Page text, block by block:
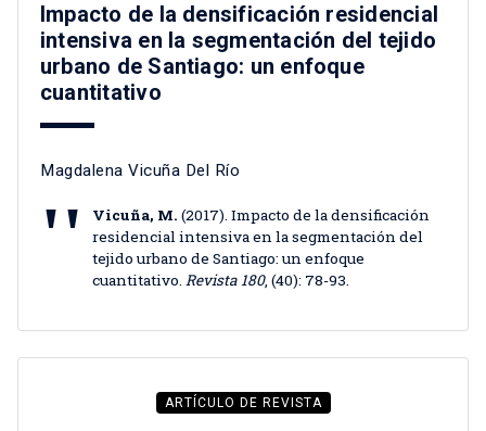
Impacto de la densificación residencial
intensiva en la segmentación del tejido
urbano de Santiago: un enfoque
cuantitativo
Magdalena Vicuña Del Río
Vicuña, M. (2017). Impacto de la densificación
residencial intensiva en la segmentación del
tejido urbano de Santiago: un enfoque
cuantitativo. Revista 180, (40): 78-93.
ARTÍCULO DE REVISTA